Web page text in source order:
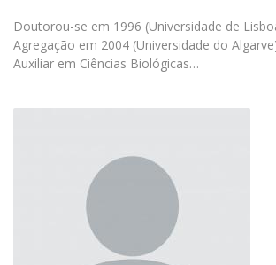
Doutorou-se em 1996 (Universidade de
Agregação em 2004 (Universidade do
Auxiliar em Ciências Biológicas…